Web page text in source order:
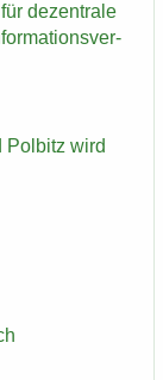
de­zen­tra­le
Pol­bitz wird